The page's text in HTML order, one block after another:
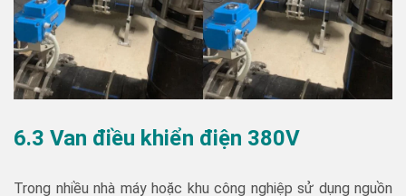
6.3 Van điều khiển điện 380V
Trong nhiều nhà máy hoặc khu công nghiệp sử dụng nguồn